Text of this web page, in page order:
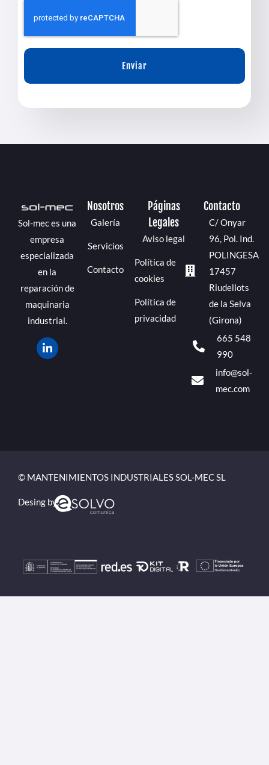
Enviar
Sol-mec es una
empresa
especializada
en la
reparación de
maquinaria
industrial.
Nosotros
Galería
Servicios
Contacto
Páginas
Legales
Aviso legal
Política de
cookies
Política de
privacidad
Contacto
C/ Onyar
96, Pol. Ind.
POLINGESA
17457
Riudellots
de la Selva
(Girona)
665 548
990
info@sol-
mec.com
© MANTENIMIENTOS INDUSTRIALES SOL-MEC SL
Desing by: